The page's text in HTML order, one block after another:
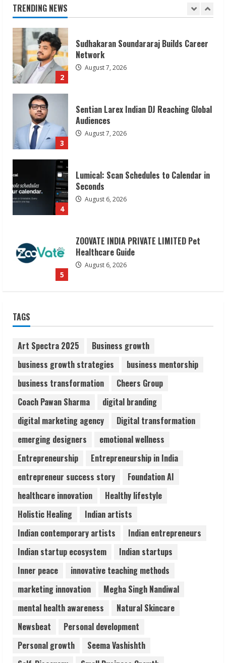
TRENDING NEWS
2
Network
August 7, 2026
3
Audiences
August 7, 2026
4
Seconds
August 6, 2026
Healthcare Guide
August 6, 2026
Sudhakaran Soundararaj Builds Career
Network
August 7, 2026
3
Sentian Larex Indian DJ Reaching Global
Audiences
Lumical: Scan Schedules to Calendar in
August 6, 2026
5
ZOOVATE INDIA PRIVATE LIMITED Pet
Healthcare Guide
August 6, 2026
TAGS
Art Spectra 2025
Business growth
business growth strategies
business mentorship
business transformation
Cheers Group
Coach Pawan Sharma
digital branding
digital marketing agency
Digital transformation
emerging designers
emotional wellness
Entrepreneurship
Entrepreneurship in India
entrepreneur success story
Foundation AI
healthcare innovation
Healthy lifestyle
Holistic Healing
Indian artists
Indian contemporary artists
Indian entrepreneurs
Indian startup ecosystem
Indian startups
Inner peace
innovative teaching methods
marketing innovation
Megha Singh Nandiwal
mental health awareness
Natural Skincare
Newsbeat
Personal development
Personal growth
Seema Vashishth